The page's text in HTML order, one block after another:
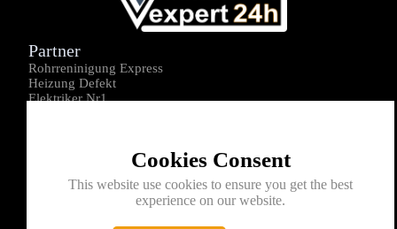
Cookies Consent
This website use cookies to ensure you get the best
experience on our website.
Partner
Rohrreninigung Express
Heizung Defekt
Elektriker Nr1
Kontakt